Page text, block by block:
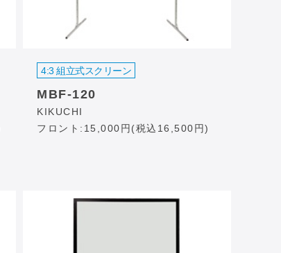
4:3 組立式スクリーン
MBF-120
KIKUCHI
フロント:15,000円(税込16,500円)